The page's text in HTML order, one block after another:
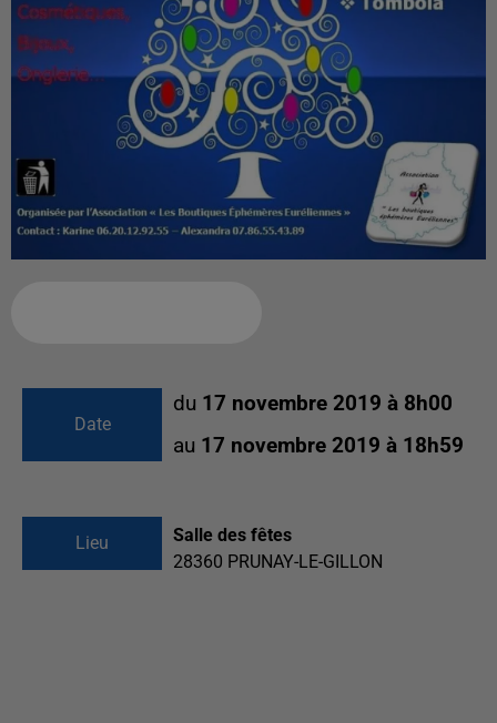
Date
du 17 novembre 2019 à 8h00
au 17 novembre 2019 à 18h59
Lieu
Salle des fêtes
28360 PRUNAY-LE-GILLON